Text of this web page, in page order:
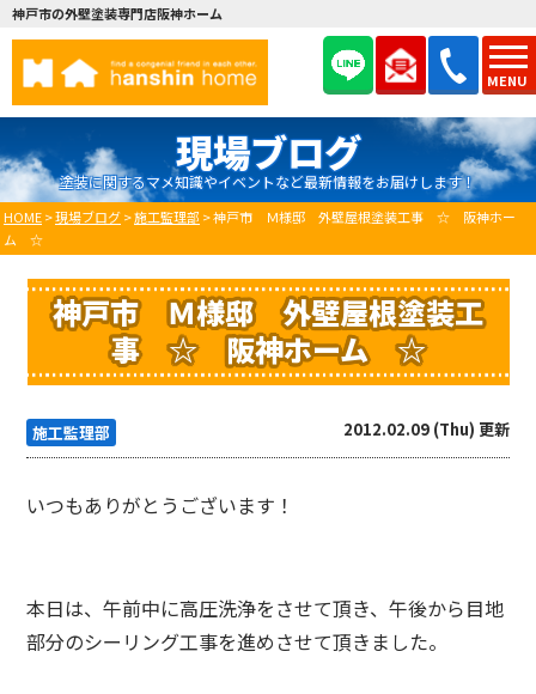
MENU
神戸市の外壁塗装専門店阪神ホーム
現場ブログ
塗装に関するマメ知識やイベントなど最新情報をお届けします！
HOME>現場ブログ>施工監理部 >神戸市 Ｍ様邸 外壁屋根塗装工事 ☆ 阪神ホー
ム ☆
神戸市 Ｍ様邸 外壁屋根塗装工
事 ☆ 阪神ホーム ☆
施工監理部 2012.02.09 (Thu) 更新
いつもありがとうございます！
本日は、午前中に高圧洗浄をさせて頂き、午後から目地
部分のシーリング工事を進めさせて頂きました。